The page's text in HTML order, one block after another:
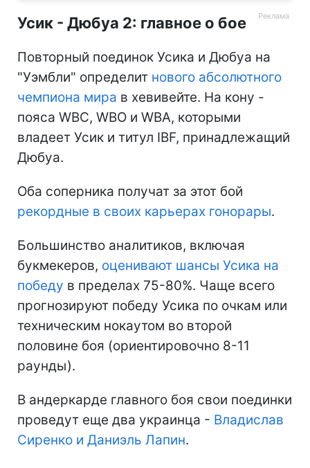
Усик - Дюбуа 2: главное о бое
Повторный поединок Усика и Дюбуа на
"Уэмбли" определит нового абсолютного
чемпиона мира в хевивейте. На кону -
пояса WBC, WBO и WBA, которыми
владеет Усик и титул IBF, принадлежащий
Дюбуа.
Оба соперника получат за этот бой
рекордные в своих карьерах гонорары.
Большинство аналитиков, включая
букмекеров, оценивают шансы Усика на
победу в пределах 75-80%. Чаще всего
прогнозируют победу Усика по очкам или
техническим нокаутом во второй
половине боя (ориентировочно 8-11
раунды).
В андеркарде главного боя свои поединки
проведут еще два украинца - Владислав
Сиренко и Даниэль Лапин.